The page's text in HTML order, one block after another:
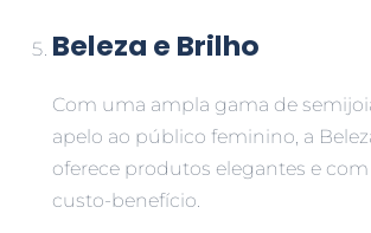
Beleza e Brilho
Com uma ampla gama de
apelo ao público feminino, a
oferece produtos elegantes e
custo-benefício.